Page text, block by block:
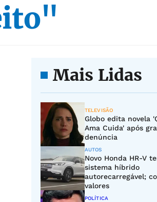
Mais Lidas
TELEVISÃO
Globo edita novela
Ama Cuida' após
denúncia
AUTOS
Novo Honda HR-V
sistema híbrido
autorecarregável;
valores
POLÍTICA